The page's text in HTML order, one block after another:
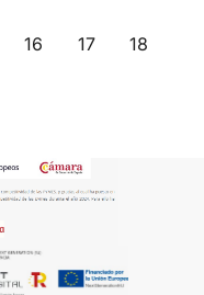
16 17 18